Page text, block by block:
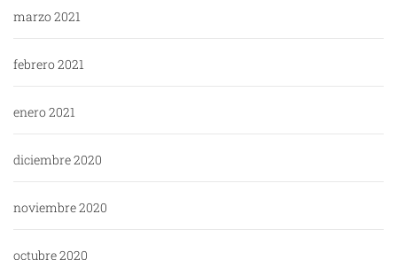
marzo 2021
febrero 2021
enero 2021
diciembre 2020
noviembre 2020
octubre 2020